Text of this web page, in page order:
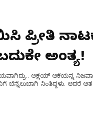
ಪ್ರೀತಿ
ಅಂತ್ಯ!
ಅಕ್ಷಯ್ ಆಕೆಯನ್ನ
ಬೆನ್ನೆಲುಬಾಗಿ ನಿಂತಿದ್ದಳು.